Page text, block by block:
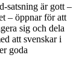
satsning är gott –
– öppnar för att
sig och dela
att svenskar i
goda